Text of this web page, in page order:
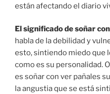
están afectando el diario
El significado de soñar
habla de la debilidad y
esto, sintiendo miedo que
como es su personalidad.
es soñar con ver pañales
la angustia que se está